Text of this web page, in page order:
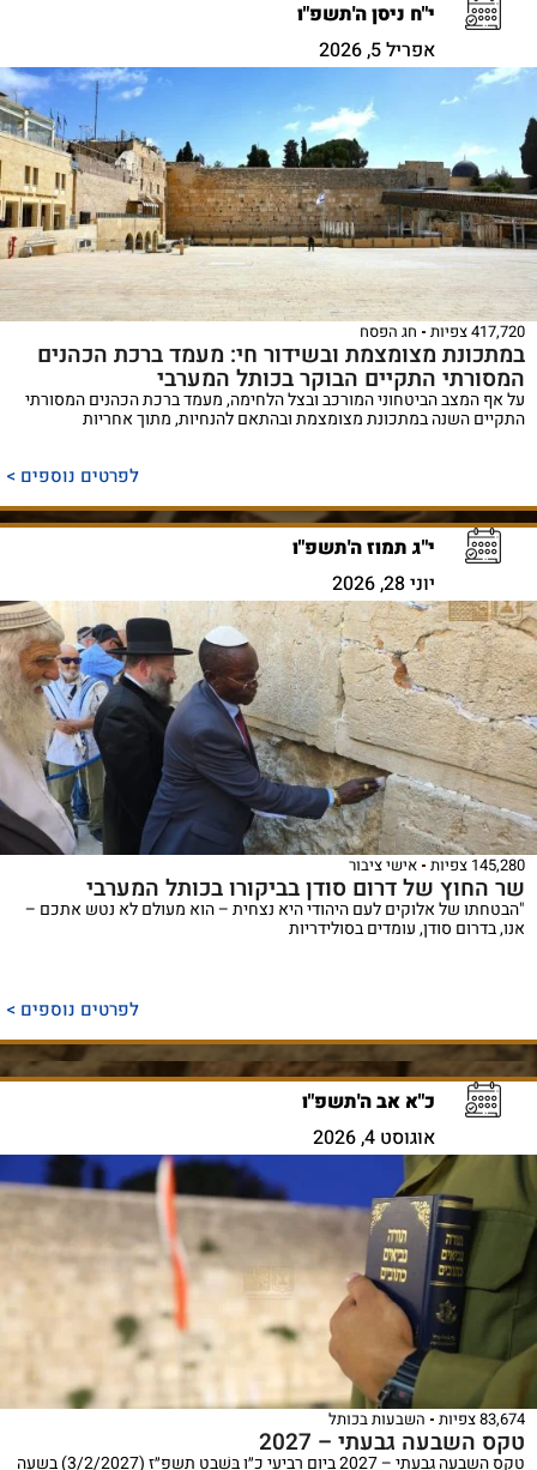
י"ח ניסן ה'תשפ"ו
אפריל 5, 2026
417,720 צפיות חג הפסח
במתכונת מצומצמת ובשידור חי: מעמד ברכת הכהנים
המסורתי התקיים הבוקר בכותל המערבי
על אף המצב הביטחוני המורכב ובצל הלחימה, מעמד ברכת הכהנים המסורתי
התקיים השנה במתכונת מצומצמת ובהתאם להנחיות, מתוך אחריות
לפרטים נוספים >
י"ג תמוז ה'תשפ"ו
יוני 28, 2026
145,280 צפיות אישי ציבור
שר החוץ של דרום סודן בביקורו בכותל המערבי
"הבטחתו של אלוקים לעם היהודי היא נצחית – הוא מעולם לא נטש אתכם –
אנו, בדרום סודן, עומדים בסולידריות
לפרטים נוספים >
כ"א אב ה'תשפ"ו
אוגוסט 4, 2026
83,674 צפיות השבעות בכותל
טקס השבעה גבעתי – 2027
טקס השבעה גבעתי – 2027 ביום רביעי כ״ו בִּשְׁבָט תשפ״ז (3/2/2027) בשעה